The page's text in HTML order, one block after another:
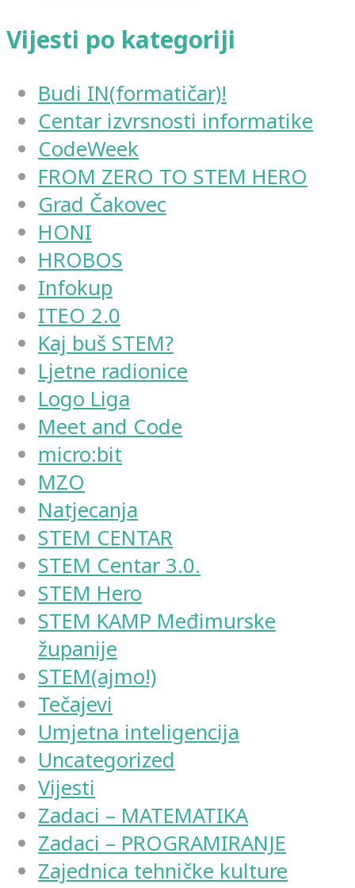
Vijesti po kategoriji
Budi IN(formatičar)!
Centar izvrsnosti informatike
CodeWeek
FROM ZERO TO STEM HERO
Grad Čakovec
HONI
HROBOS
Infokup
ITEO 2.0
Kaj buš STEM?
Ljetne radionice
Logo Liga
Meet and Code
micro:bit
MZO
Natjecanja
STEM CENTAR
STEM Centar 3.0.
STEM Hero
STEM KAMP Međimurske
županije
STEM(ajmo!)
Tečajevi
Umjetna inteligencija
Uncategorized
Vijesti
Zadaci – MATEMATIKA
Zadaci – PROGRAMIRANJE
Zajednica tehničke kulture